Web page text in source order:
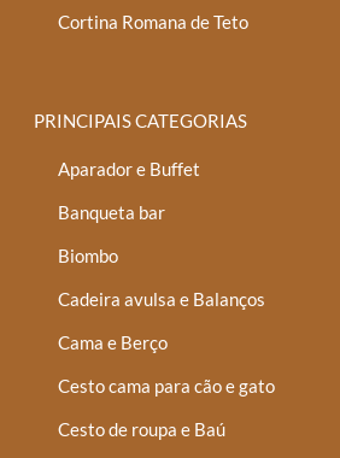
Cortina Romana de Teto
PRINCIPAIS CATEGORIAS
Aparador e Buffet
Banqueta bar
Biombo
Cadeira avulsa e Balanços
Cama e Berço
Cesto cama para cão e gato
Cesto de roupa e Baú